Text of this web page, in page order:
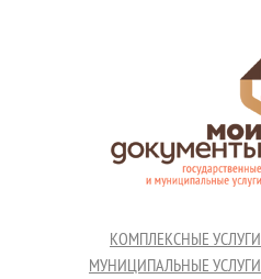
КОМПЛЕКСНЫЕ УСЛУГИ
МУНИЦИПАЛЬНЫЕ УСЛУГИ